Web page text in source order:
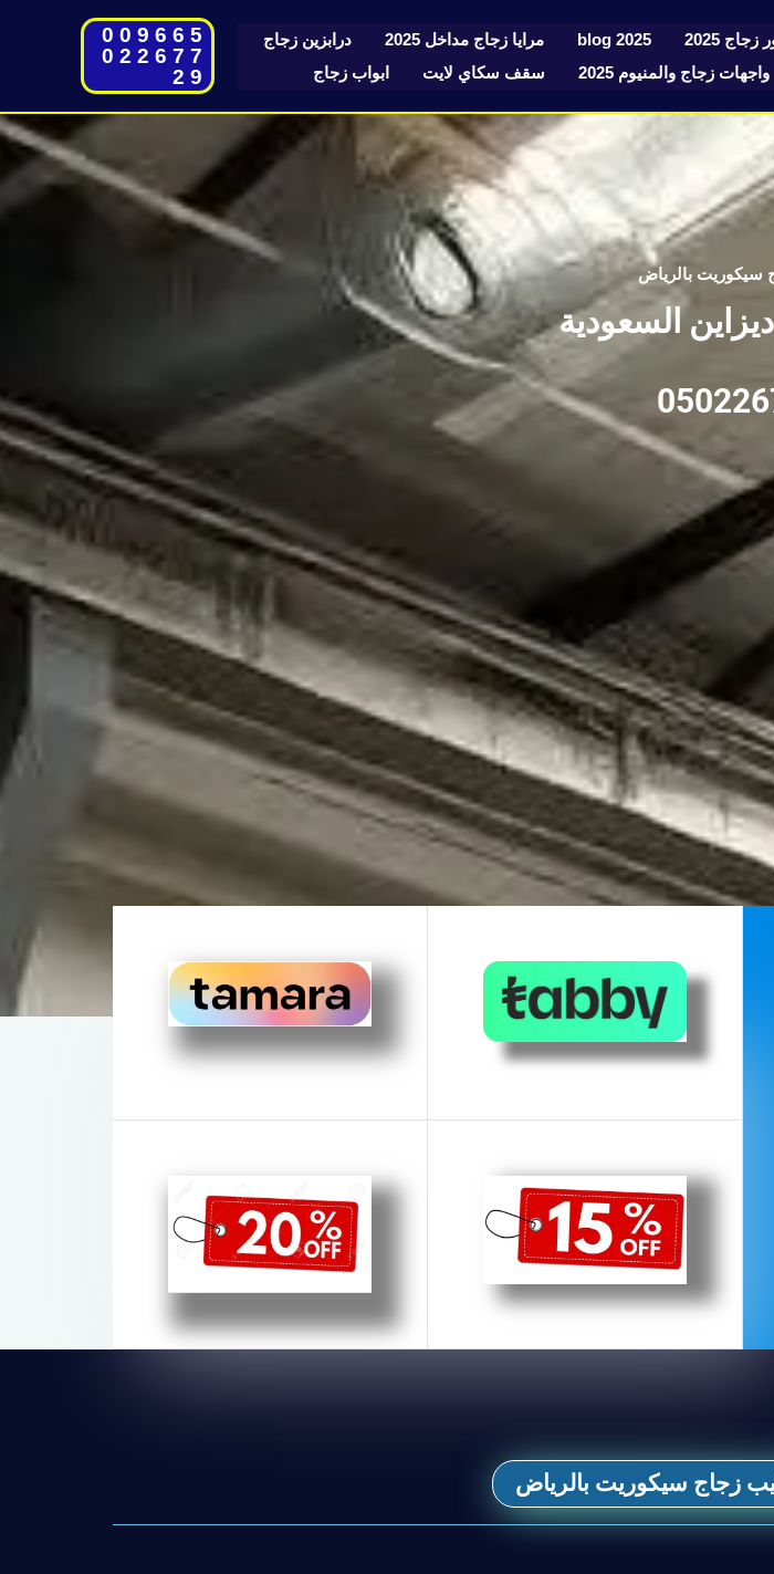
2025
blog 2025 مرايا زجاج مداخل 2025
درابزين زجاج
واجهات زجاج والمنيوم 2025 سقف سكاي لايت ابواب زجاج
009665
022677
29
سيكوريت بالرياض
السعودية
زجاج سيكوريت بالرياض